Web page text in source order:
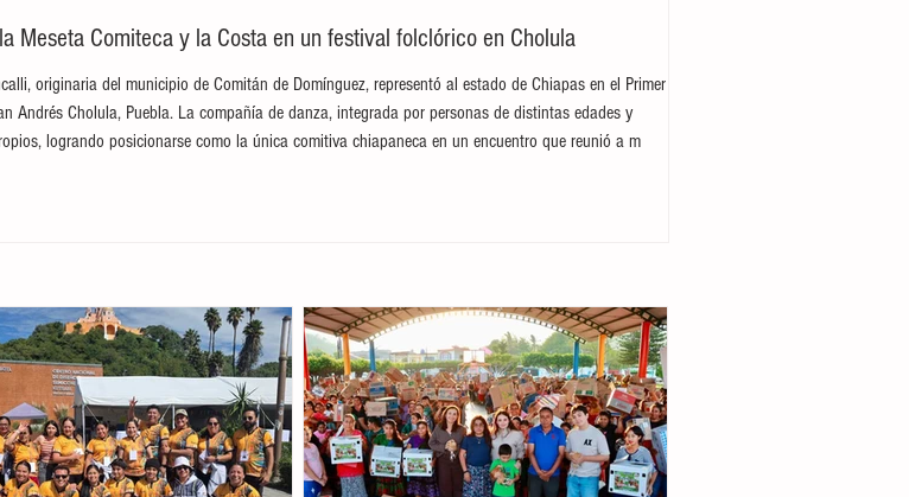
Meseta Comiteca y la Costa en un festival folclórico en Cholula
originaria del municipio de Comitán de Domínguez, representó al estado de Chiapas en el Primer
Andrés Cholula, Puebla. La compañía de danza, integrada por personas de distintas edades y
logrando posicionarse como la única comitiva chiapaneca en un encuentro que reunió a m